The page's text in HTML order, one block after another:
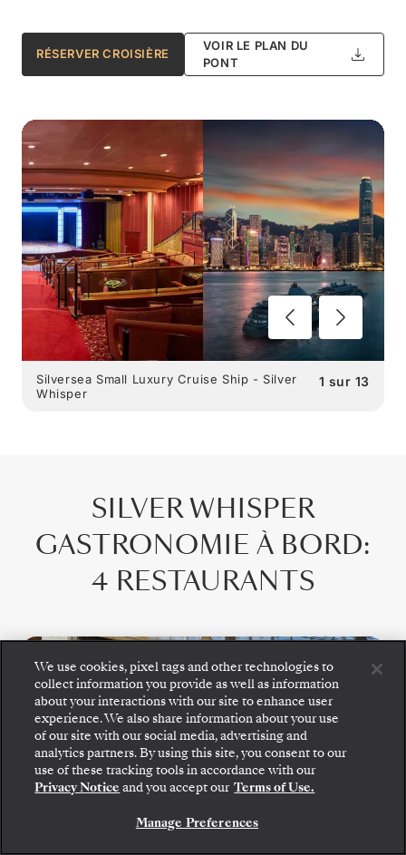
RÉSERVER CROISIÈRE
VOIR LE PLAN DU
PONT
1 sur 13
Silversea Small Luxury Cruise Ship - Silver
Whisper
SILVER WHISPER
GASTRONOMIE À BORD:
4 RESTAURANTS
La Terrazza
We use cookies, pixel tags and other technologies to
collect information you provide as well as information
about your interactions with our site to enhance user
experience. We also share information about your use
of our site with our social media, advertising and
analytics partners. By using this site, you consent to our
use of these tracking tools in accordance with our
Privacy Notice and you accept our Terms of Use.
Manage Preferences